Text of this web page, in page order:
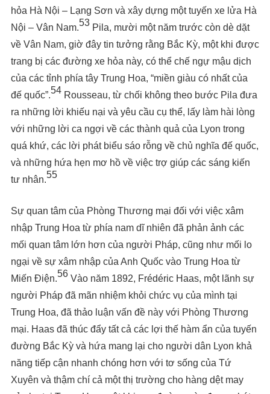
hỏa Hà Nội – Lạng Sơn và xây dựng một tuyến xe lửa Hà
Nội – Vân Nam.53 Pila, mười một năm trước còn dè dặt
về Vân Nam, giờ đây tin tưởng rằng Bắc Kỳ, một khi được
trang bị các đường xe hỏa này, có thể chế ngự mậu dịch
của các tỉnh phía tây Trung Hoa, “miền giàu có nhất của
đế quốc”.54 Rousseau, từ chối không theo bước Pila đưa
ra những lời khiếu nại và yêu cầu cụ thể, lấy làm hài lòng
với những lời ca ngợi về các thành quả của Lyon trong
quá khứ, các lời phát biểu sáo rỗng về chủ nghĩa đế quốc,
và những hứa hẹn mơ hồ về việc trợ giúp các sáng kiến
tư nhân.55
Sự quan tâm của Phòng Thương mại đối với việc xâm
nhập Trung Hoa từ phía nam dĩ nhiên đã phản ảnh các
mối quan tâm lớn hơn của người Pháp, cũng như mối lo
ngại về sự xâm nhập của Anh Quốc vào Trung Hoa từ
Miến Điện.56 Vào năm 1892, Frédéric Haas, một lãnh sự
người Pháp đã mãn nhiệm khỏi chức vụ của mình tại
Trung Hoa, đã thảo luận vấn đề này với Phòng Thương
mại. Haas đã thúc đẩy tất cả các lợi thế hàm ẩn của tuyến
đường Bắc Kỳ và hứa mang lại cho người dân Lyon khả
năng tiếp cận nhanh chóng hơn với tơ sống của Tứ
Xuyên và thậm chí cả một thị trường cho hàng dệt may